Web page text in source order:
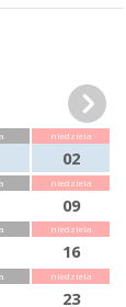
niedziela
02
niedziela
09
niedziela
16
niedziela
23